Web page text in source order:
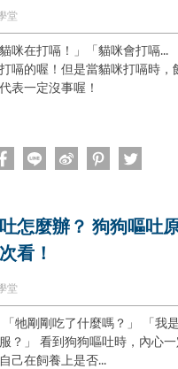
堂
咪在打嗝！」「貓咪會打嗝...
嗝的喔！但是當貓咪打嗝時，
表一定沒事喔！
怎麼辦？ 狗狗嘔吐
看！
堂
內心一定
己在飼養上是否...